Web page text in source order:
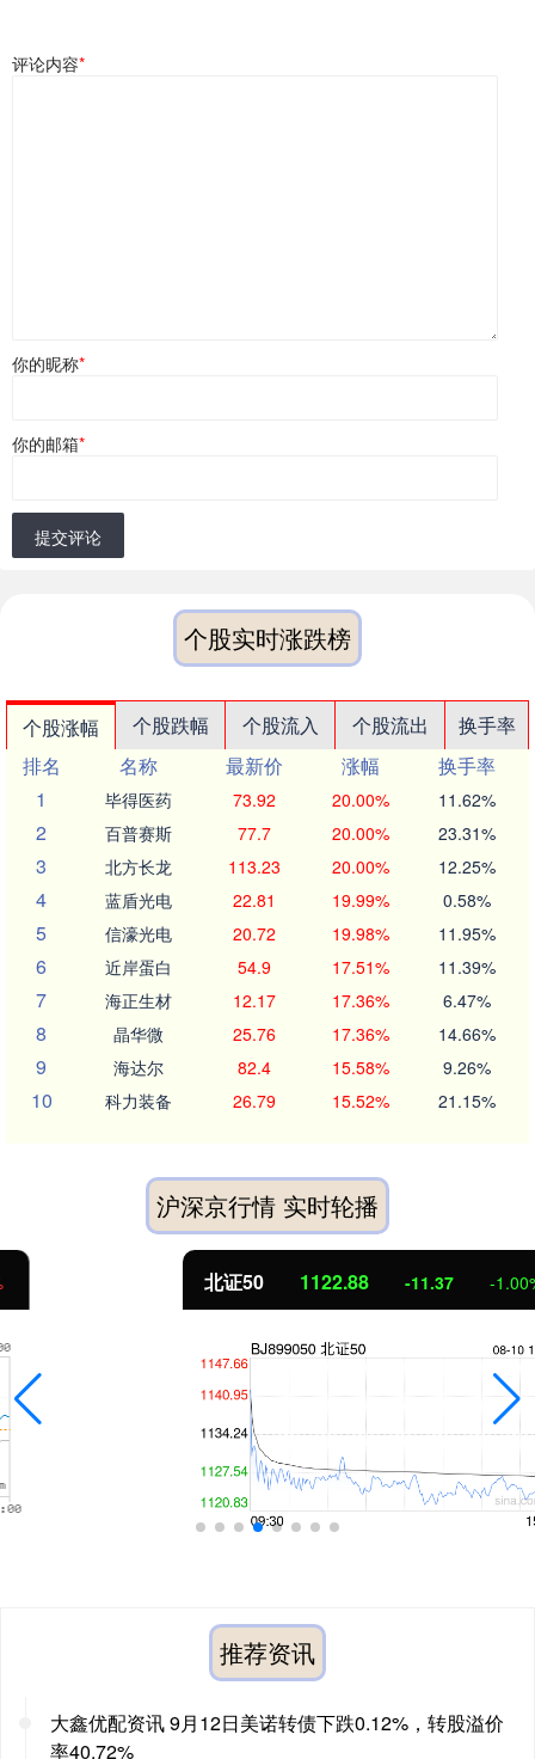
评论内容*
你的昵称*
你的邮箱*
提交评论
个股实时涨跌榜
个股涨幅 个股跌幅 个股流入 个股流出
换手率
排名
名称 最新价 涨幅
换手率
1
毕得医药 73.92 20.00% 11.62%
2 百普赛斯 77.7 20.00% 23.31%
3 北方长龙 113.23 20.00% 12.25%
4 蓝盾光电 22.81 19.99% 0.58%
5 信濠光电 20.72 19.98% 11.95%
6 近岸蛋白 54.9 17.51% 11.39%
7 海正生材 12.17 17.36% 6.47%
8 晶华微 25.76 17.36% 14.66%
9 海达尔 82.4 15.58% 9.26%
10 科力装备 26.79 15.52% 21.15%
沪深京行情 实时轮播
1122.88 -11.37 -1.00%
推荐资讯
大鑫优配资讯 9月12日美诺转债下跌0.12%，转股溢价
率40.72%